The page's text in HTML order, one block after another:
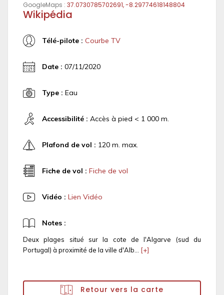
GoogleMaps : 37.0730785702691, -8.29774618148804
Wikipédia
Télé-pilote : Courbe TV
Date : 07/11/2020
Type : Eau
Accessibilité : Accès à pied < 1 000 m.
Plafond de vol : 120 m. max.
Fiche de vol : Fiche de vol
Vidéo : Lien Vidéo
Notes :
Deux plages situé sur la cote de l'Algarve (sud du
Portugal) à proximité de la ville d'Alb... [+]
Retour vers la carte